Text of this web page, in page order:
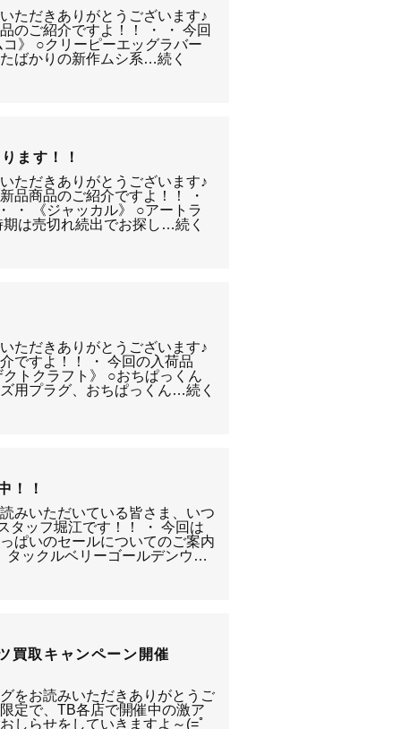
ただきありがとうございます♪
のご紹介ですよ！！ ・ ・ 今回
》 ○クリーピーエッグラバー
ばかりの新作ムシ系…続く
ます！！
ただきありがとうございます♪
品商品のご紹介ですよ！！ ・
・ 《ジャッカル》 ○アートラ
は売切れ続出でお探し…続く
ただきありがとうございます♪
ですよ！！ ・ 今回の入荷品
トクラフト》 ○おちぱっくん
用プラグ、おちぱっくん…続く
！！
みいただいている皆さま、いつ
タッフ堀江です！！ ・ 今回は
ぱいのセールについてのご案内
タックルベリーゴールデンウ…
買取キャンペーン開催
をお読みいただきありがとうご
定で、TB各店で開催中の激ア
しらせをしていきますよ～(=ﾟ